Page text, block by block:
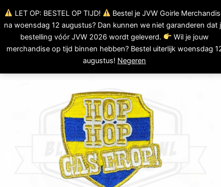
LET OP: BESTEL OP TIJD!
Bestel je JVW Goirle
na woensdag 12 augustus? Dan kunnen we niet garanderen dat
bestelling vóór JVW 2026 wordt geleverd.
Wil je jouw
merchandise op tijd binnen hebben? Bestel uiterlijk woensdag
augustus! Negeren
naar
de
inhoud
0
Winkelwagen